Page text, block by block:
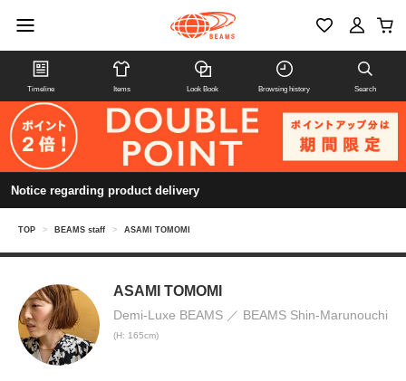
Timeline Items Look Book Browsing history Search
Notice regarding product delivery
TOP > BEAMS staff > ASAMI TOMOMI
ASAMI TOMOMI
Demi-Luxe BEAMS BEAMS Shin-Marunouchi
(H: 165cm)